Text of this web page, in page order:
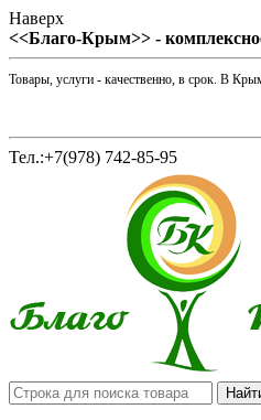
Наверх
<<Благо-Крым>> -
Товары, услуги - качественно, в срок. В
Тел.:+7(978) 742-85-95